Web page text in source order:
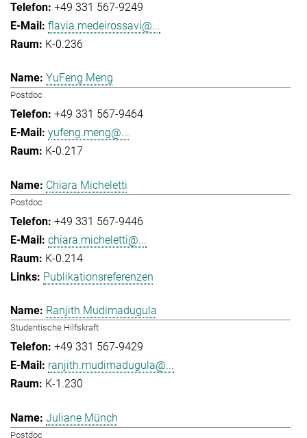
+49 331 567-9249
flavia.medeirossavi@...
K-0.236
YuFeng Meng
Postdoc
+49 331 567-9464
yufeng.meng@...
K-0.217
Chiara Micheletti
Postdoc
+49 331 567-9446
chiara.micheletti@...
K-0.214
Publikationsreferenzen
Ranjith Mudimadugula
Studentische Hilfskraft
+49 331 567-9429
ranjith.mudimadugula@...
K-1.230
Juliane Münch
Postdoc